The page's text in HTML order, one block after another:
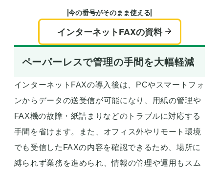
今の番号がそのまま使える
インターネットFAXの資料
ペーパーレスで管理の手間を大幅軽減
インターネットFAXの導入後は、PCやスマートフォ
ンからデータの送受信が可能になり、用紙の管理や
FAX機の故障・紙詰まりなどのトラブルに対応する
手間を省けます。また、オフィス外やリモート環境
でも受信したFAXの内容を確認できるため、場所に
縛られず業務を進められ、情報の管理や運用もスム